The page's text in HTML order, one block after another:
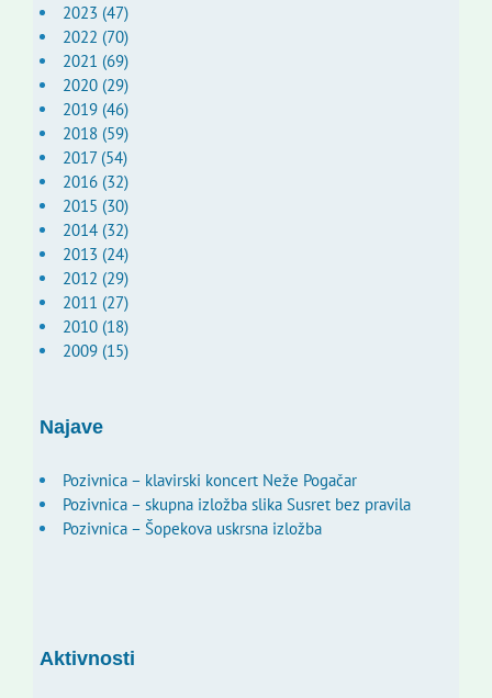
2023 (47)
2022 (70)
2021 (69)
2020 (29)
2019 (46)
2018 (59)
2017 (54)
2016 (32)
2015 (30)
2014 (32)
2013 (24)
2012 (29)
2011 (27)
2010 (18)
2009 (15)
Najave
Pozivnica – klavirski koncert Neže Pogačar
Pozivnica – skupna izložba slika Susret bez pravila
Pozivnica – Šopekova uskrsna izložba
Aktivnosti